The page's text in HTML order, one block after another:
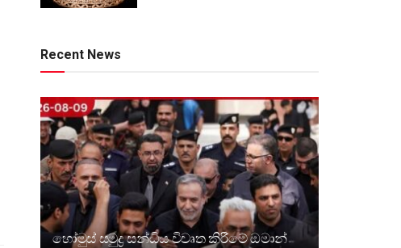
Recent News
හෝමුස් සමුද්‍ර සන්ධිය විවෘත කිරීමේ ඔමාන්